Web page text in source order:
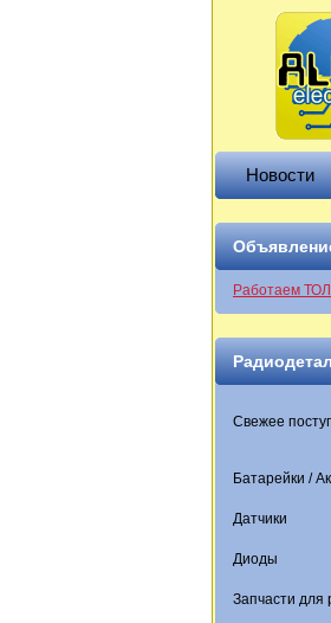
Новости
Работаем
Свежее
Батарейки /
Датчики
Диоды
Запчасти для